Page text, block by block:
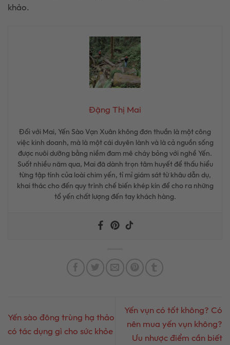
khảo.
Đặng Thị Mai
Đối với Mai, Yến Sào Vạn Xuân không đơn thuần là một công
việc kinh doanh, mà là một cái duyên lành và là cả nguồn sống
được nuôi dưỡng bằng niềm đam mê cháy bỏng với nghề Yến.
Suốt nhiều năm qua, Mai đã dành trọn tâm huyết để thấu hiểu
từng tập tính của loài chim yến, tỉ mỉ giám sát từ khâu dẫn dụ,
khai thác cho đến quy trình chế biến khép kín để cho ra những
tổ yến chất lượng đến tay khách hàng.
Yến sào đông trùng hạ thảo
có tác dụng gì cho sức khỏe
Yến vụn có tốt không? Có
nên mua yến vụn không?
Ưu nhược điểm cần biết